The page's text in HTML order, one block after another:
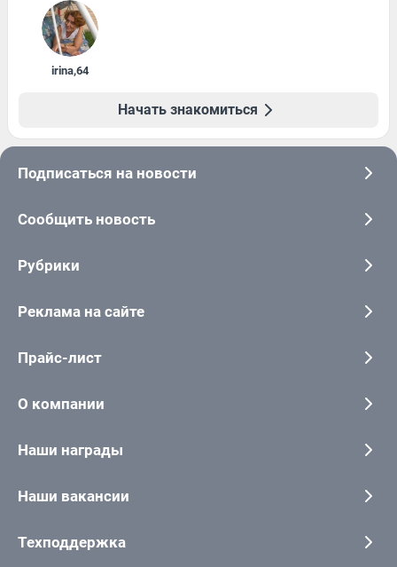
irina,64
Начать знакомиться
Подписаться на новости
Сообщить новость
Рубрики
Реклама на сайте
Прайс-лист
О компании
Наши награды
Наши вакансии
Техподдержка